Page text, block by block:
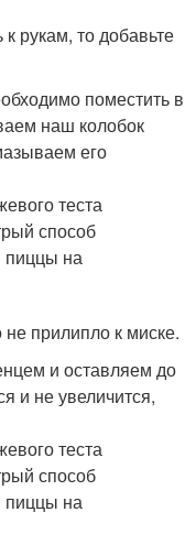
рукам, то добавьте
поместить в
наш колобок
его
не прилипло к миске.
и оставляем до
и не увеличится,